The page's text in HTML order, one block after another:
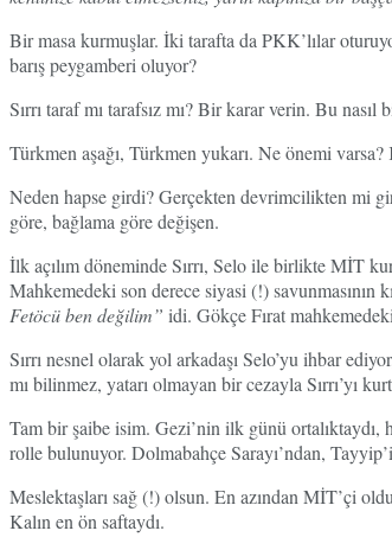
Bir masa kurmuşlar. İki tarafta da PKK’lılar
barış peygamberi oluyor?
Sırrı taraf mı tarafsız mı? Bir karar verin. Bu
Türkmen aşağı, Türkmen yukarı. Ne önemi
Neden hapse girdi? Gerçekten devrimcilikten mi
göre, bağlama göre değişen.
İlk açılım döneminde Sırrı, Selo ile birlikte MİT
Mahkemedeki son derece siyasi (!) savunmasının
Fetöcü ben değilim” idi. Gökçe Fırat
Sırrı nesnel olarak yol arkadaşı Selo’yu ihbar
mı bilinmez, yatarı olmayan bir cezayla Sırrı’yı
Tam bir şaibe isim. Gezi’nin ilk günü ortalıktaydı,
rolle bulunuyor. Dolmabahçe Sarayı’ndan,
Meslektaşları sağ (!) olsun. En azından MİT’çi
Kalın en ön saftaydı.